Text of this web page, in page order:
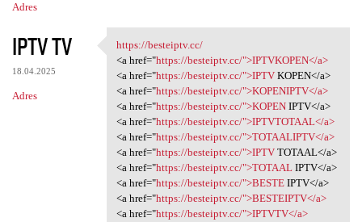
Adres
IPTV TV
18.04.2025
Adres
https://besteiptv.cc/
https://besteiptv.cc/
<a href="https://besteiptv.cc/">IPTVKOPEN</a>
<a href="https://besteiptv.cc/">IPTVKOPEN</a>
<a href="https://besteiptv.cc/">KOPENIPTV</a>
<a href="https://besteiptv.cc/">KOPENIPTV</a>
<a href="https://besteiptv.cc/">IPTVTOTAAL</a>
<a href="https://besteiptv.cc/">TOTAALIPTV</a>
<a href="https://besteiptv.cc/">IPTVTOTAAL</a>
<a href="https://besteiptv.cc/">TOTAALIPTV</a>
<a href="https://besteiptv.cc/">BESTEIPTV</a>
<a href="https://besteiptv.cc/">BESTEIPTV</a>
<a href="https://besteiptv.cc/">IPTVTV</a>